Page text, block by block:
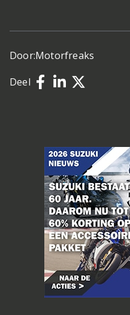
Door:Motorfreaks
Deel